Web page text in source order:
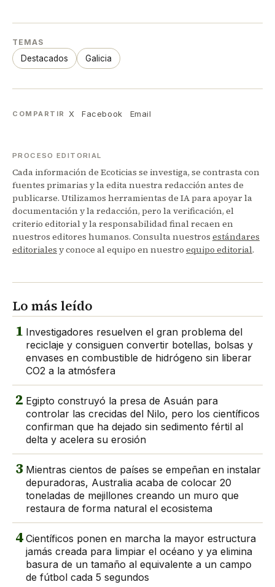
TEMAS
Destacados Galicia
COMPARTIR X Facebook Email
PROCESO EDITORIAL
Cada información de Ecoticias se investiga, se contrasta con
fuentes primarias y la edita nuestra redacción antes de
publicarse. Utilizamos herramientas de IA para apoyar la
documentación y la redacción, pero la verificación, el
criterio editorial y la responsabilidad final recaen en
nuestros editores humanos. Consulta nuestros estándares
editoriales y conoce al equipo en nuestro equipo editorial.
Lo más leído
1 Investigadores resuelven el gran problema del
reciclaje y consiguen convertir botellas, bolsas y
envases en combustible de hidrógeno sin liberar
CO2 a la atmósfera
2 Egipto construyó la presa de Asuán para
controlar las crecidas del Nilo, pero los científicos
confirman que ha dejado sin sedimento fértil al
delta y acelera su erosión
3 Mientras cientos de países se empeñan en instalar
depuradoras, Australia acaba de colocar 20
toneladas de mejillones creando un muro que
restaura de forma natural el ecosistema
4 Científicos ponen en marcha la mayor estructura
jamás creada para limpiar el océano y ya elimina
basura de un tamaño al equivalente a un campo
de fútbol cada 5 segundos